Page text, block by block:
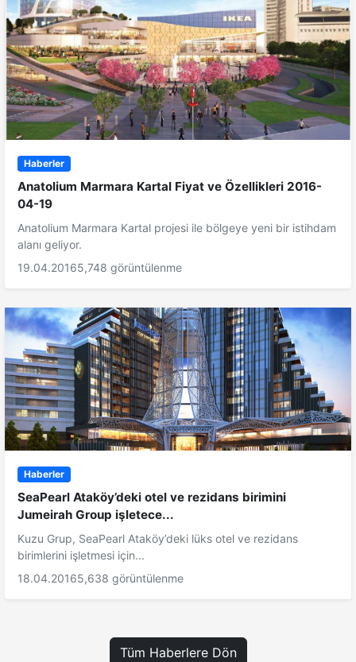
Haberler
Anatolium Marmara Kartal Fiyat ve Özellikleri 2016-
04-19
Anatolium Marmara Kartal projesi ile bölgeye yeni bir istihdam
alanı geliyor.
19.04.20165,748 görüntülenme
Haberler
SeaPearl Ataköy’deki otel ve rezidans birimini
Jumeirah Group işletece...
Kuzu Grup, SeaPearl Ataköy’deki lüks otel ve rezidans
birimlerini işletmesi için...
18.04.20165,638 görüntülenme
Tüm Haberlere Dön